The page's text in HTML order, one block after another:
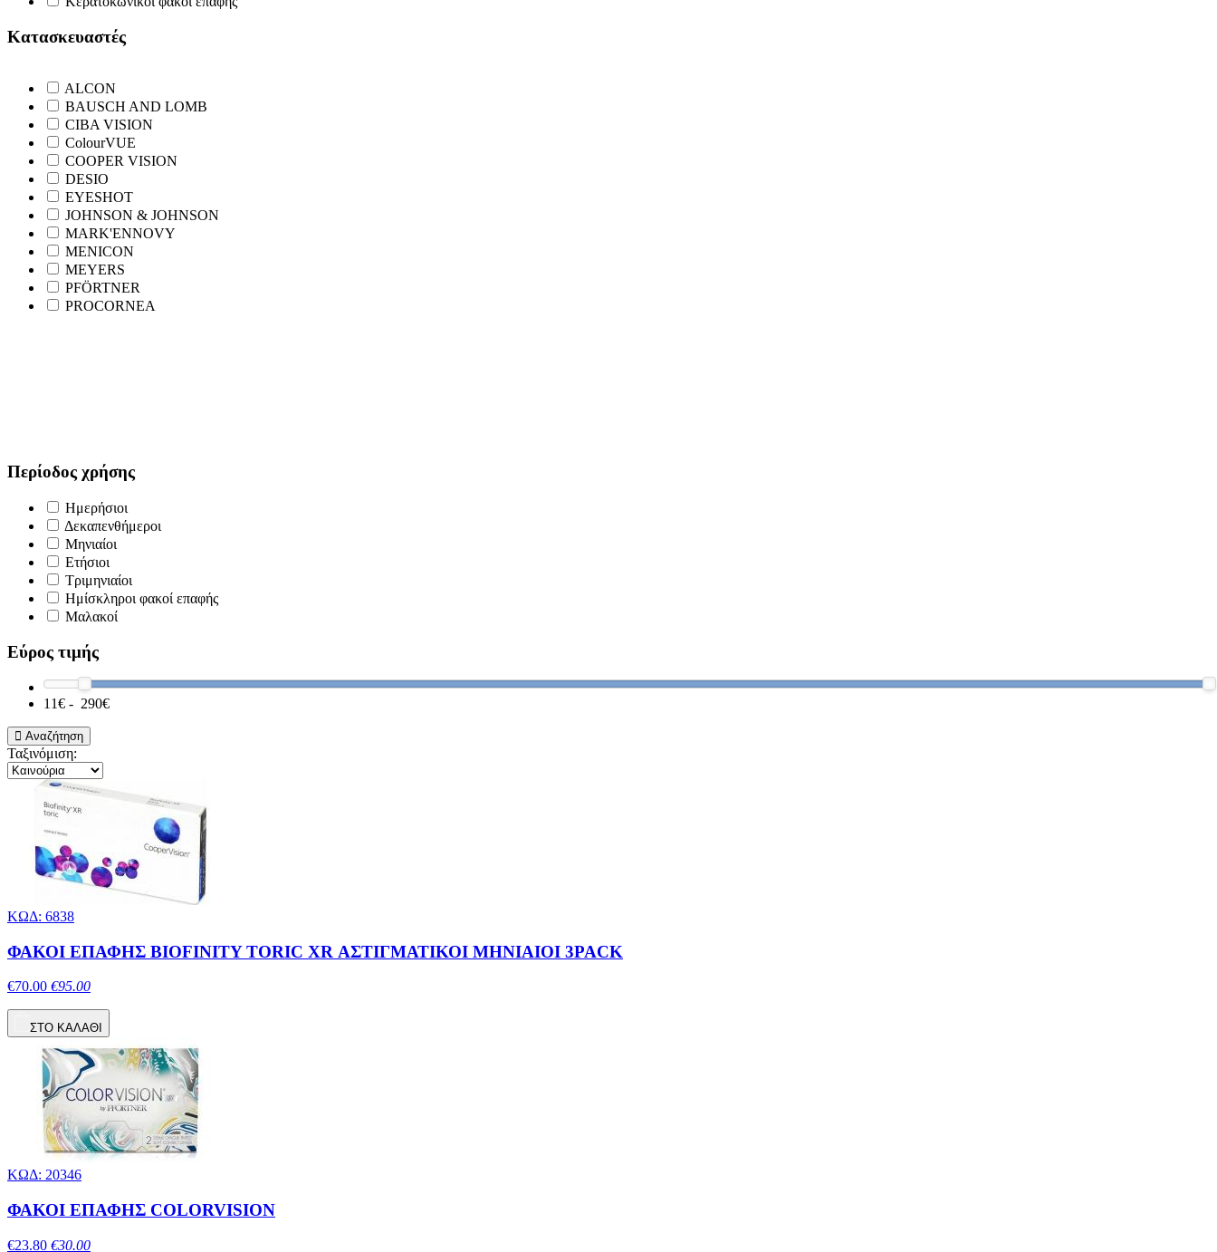
Κατασκευαστές
ALCON
BAUSCH AND LOMB
CIBA VISION
ColourVUE
COOPER VISION
DESIO
EYESHOT
JOHNSON & JOHNSON
MARK'ENNOVY
MENICON
MEYERS
PFÖRTNER
PROCORNEA
Περίοδος χρήσης
Ημερήσιοι
Δεκαπενθήμεροι
Μηνιαίοι
Ετήσιοι
Τριμηνιαίοι
Ημίσκληροι φακοί επαφής
Μαλακοί
Εύρος τιμής
11€ - 290€
Αναζήτηση
Ταξινόμιση:
ΚΩΔ: 6838
ΦΑΚΟΙ ΕΠΑΦΗΣ BIOFINITY TORIC XR ΑΣΤΙΓΜΑΤΙΚΟΙ ΜΗΝΙΑΙΟΙ 3PACK
€70.00 €95.00
ΣΤΟ ΚΑΛΑΘΙ
ΚΩΔ: 20346
ΦΑΚΟΙ ΕΠΑΦΗΣ COLORVISION
€23.80 €30.00